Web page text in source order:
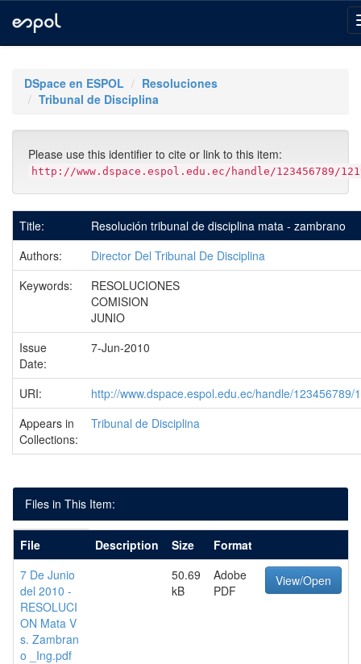
navigationDSpace en ESPOL
Resoluciones
Tribunal de Disciplina
Please use this identifier to cite or link to this item:
http://www.dspace.espol.edu.ec/handle/123456789/
Title:
Resolución tribunal de disciplina mata - zambrano
Authors:
Director Del Tribunal De Disciplina
Keywords:
RESOLUCIONES
COMISION
JUNIO
Issue
Date:
7-Jun-2010
URI:
http://www.dspace.espol.edu.ec/handle/123456789/
Appears in
Collections:
Tribunal de Disciplina
Files in This Item:
File Description Size
Format
7 De Junio
del 2010 -
RESOLUCI
ON Mata V
s. Zambran
o _Ing.pdf
50.69
kB
Adobe
PDF
View/Open